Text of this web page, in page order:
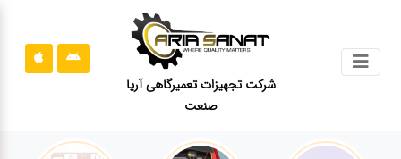
شرکت تجهیزات تعمیرگاهی آریا
صنعت